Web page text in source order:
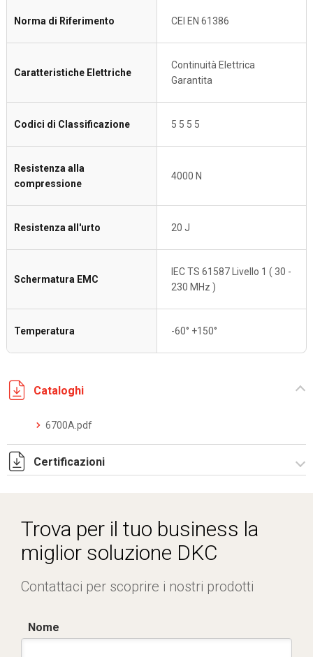
Norma di Riferimento CEI EN 61386
Caratteristiche Elettriche
Continuità Elettrica
Garantita
Codici di Classificazione 5 5 5 5
Resistenza alla
compressione
4000 N
Resistenza all'urto 20 J
Schermatura EMC
IEC TS 61587 Livello 1 ( 30 -
230 MHz )
Temperatura -60° +150°
Cataloghi
6700A.pdf
Certificazioni
Trova per il tuo business la
miglior soluzione DKC
Contattaci per scoprire i nostri prodotti
Nome